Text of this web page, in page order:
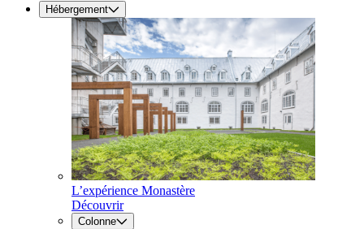
Hébergement
L’expérience Monastère
Découvrir
Colonne